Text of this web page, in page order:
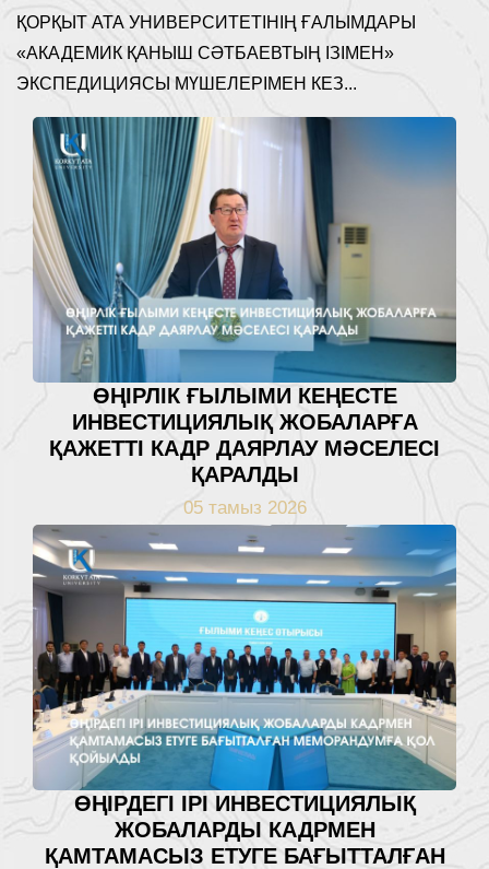
ҚОРҚЫТ АТА УНИВЕРСИТЕТІНІҢ ҒАЛЫМДАРЫ
«АКАДЕМИК ҚАНЫШ СӘТБАЕВТЫҢ ІЗІМЕН»
ЭКСПЕДИЦИЯСЫ МҮШЕЛЕРІМЕН КЕЗ...
ӨҢІРЛІК ҒЫЛЫМИ КЕҢЕСТЕ
ИНВЕСТИЦИЯЛЫҚ ЖОБАЛАРҒА
ҚАЖЕТТІ КАДР ДАЯРЛАУ МӘСЕЛЕСІ
ҚАРАЛДЫ
05 тамыз 2026
ӨҢІРДЕГІ ІРІ ИНВЕСТИЦИЯЛЫҚ
ЖОБАЛАРДЫ КАДРМЕН
ҚАМТАМАСЫЗ ЕТУГЕ БАҒЫТТАЛҒАН